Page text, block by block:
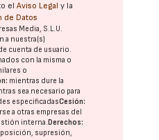
elAviso Legal y la
de Datos
Media, S.L.U.
a nuestra(s)
cuenta de usuario.
con la misma o
o
mientras dure la
sea necesario para
especificadasCesión:
a otras empresas del
interna. Derechos:
supresión,